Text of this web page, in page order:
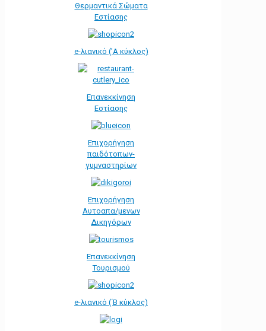
Θερμαντικά Σώματα
Εστίασης
e-λιανικό ('Α κύκλος)
Επανεκκίνηση
Εστίασης
Επιχορήγηση
παιδότοπων-
γυμναστηρίων
Επιχορήγηση
Αυτοαπα/μενων
Δικηγόρων
Επανεκκίνηση
Τουρισμού
e-λιανικό (΄Β κύκλος)